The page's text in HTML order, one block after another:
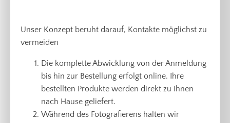
Unser Konzept beruht darauf, Kontakte möglichst zu
vermeiden
Die komplette Abwicklung von der Anmeldung
bis hin zur Bestellung erfolgt online. Ihre
bestellten Produkte werden direkt zu Ihnen
nach Hause geliefert.
Während des Fotografierens halten wir